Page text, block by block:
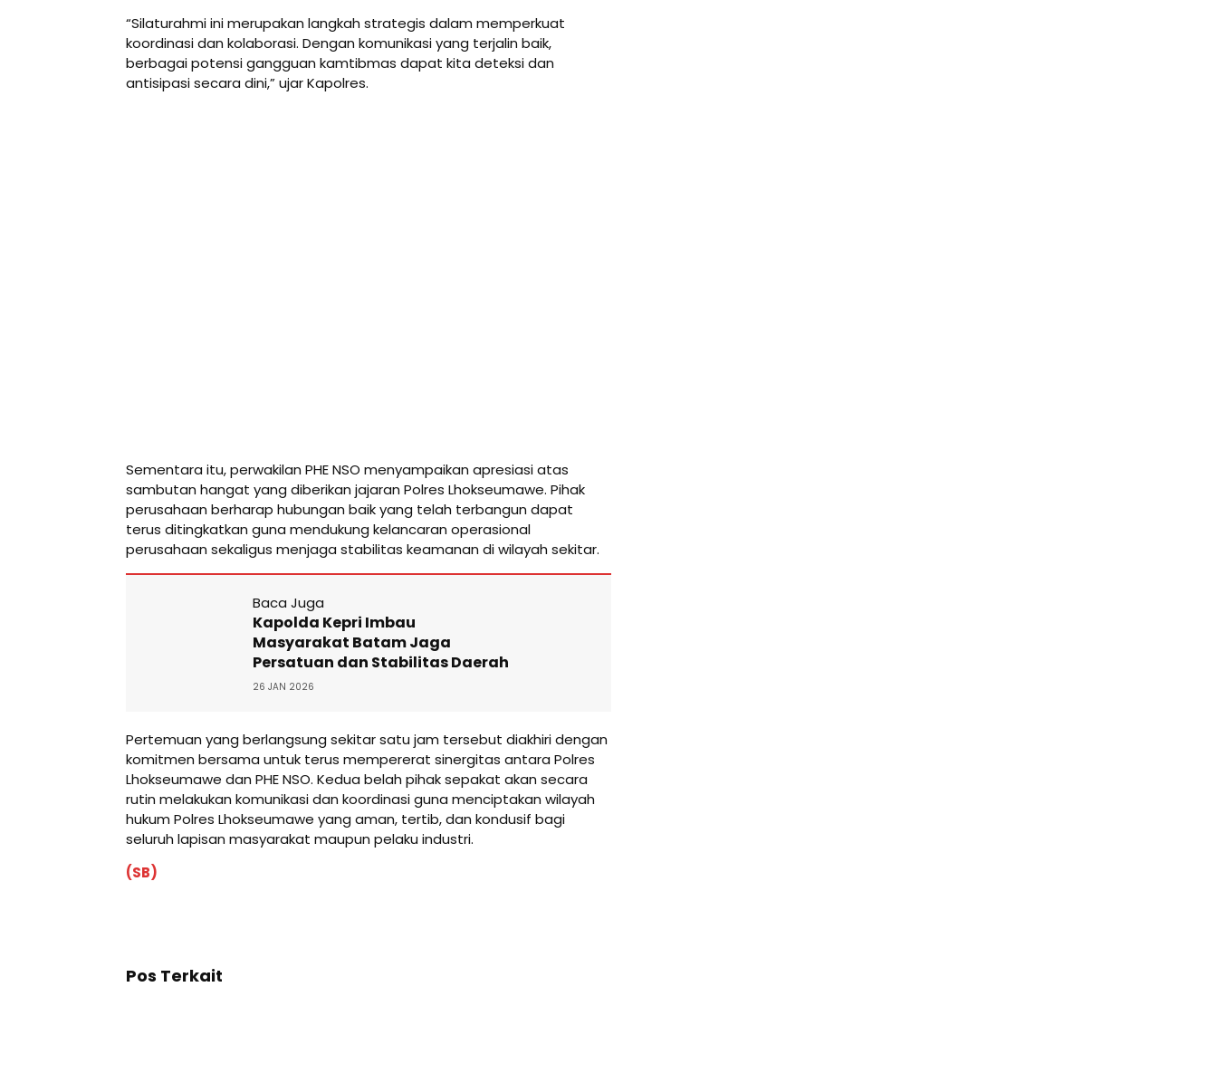
“Silaturahmi ini merupakan langkah strategis dalam memperkuat
koordinasi dan kolaborasi. Dengan komunikasi yang terjalin baik,
berbagai potensi gangguan kamtibmas dapat kita deteksi dan
antisipasi secara dini,” ujar Kapolres.
Sementara itu, perwakilan PHE NSO menyampaikan apresiasi atas
sambutan hangat yang diberikan jajaran Polres Lhokseumawe. Pihak
perusahaan berharap hubungan baik yang telah terbangun dapat
terus ditingkatkan guna mendukung kelancaran operasional
perusahaan sekaligus menjaga stabilitas keamanan di wilayah sekitar.
Baca Juga
Kapolda Kepri Imbau
Masyarakat Batam Jaga
Persatuan dan Stabilitas Daerah
26 JAN 2026
Pertemuan yang berlangsung sekitar satu jam tersebut diakhiri dengan
komitmen bersama untuk terus mempererat sinergitas antara Polres
Lhokseumawe dan PHE NSO. Kedua belah pihak sepakat akan secara
rutin melakukan komunikasi dan koordinasi guna menciptakan wilayah
hukum Polres Lhokseumawe yang aman, tertib, dan kondusif bagi
seluruh lapisan masyarakat maupun pelaku industri.
(SB)
Pos Terkait